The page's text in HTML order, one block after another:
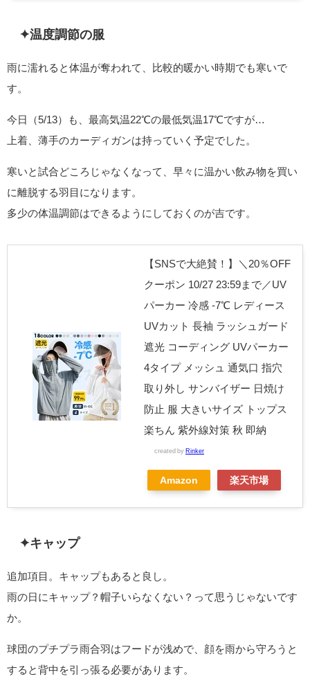
✦温度調節の服
雨に濡れると体温が奪われて、比較的暖かい時期でも寒いで
す。
今日（5/13）も、最高気温22℃の最低気温17℃ですが…
上着、薄手のカーディガンは持っていく予定でした。
寒いと試合どころじゃなくなって、早々に温かい飲み物を買い
に離脱する羽目になります。
多少の体温調節はできるようにしておくのが吉です。
【SNSで大絶賛！】＼20％OFF
クーポン 10/27 23:59まで／UV
パーカー 冷感 -7℃ レディース
UVカット 長袖 ラッシュガード
遮光 コーディング UVパーカー
4タイプ メッシュ 通気口 指穴
取り外し サンバイザー 日焼け
防止 服 大きいサイズ トップス
楽ちん 紫外線対策 秋 即納
created by Rinker
Amazon 楽天市場
✦キャップ
追加項目。キャップもあると良し。
雨の日にキャップ？帽子いらなくない？って思うじゃないです
か。
球団のプチプラ雨合羽はフードが浅めで、顔を雨から守ろうと
すると背中を引っ張る必要があります。